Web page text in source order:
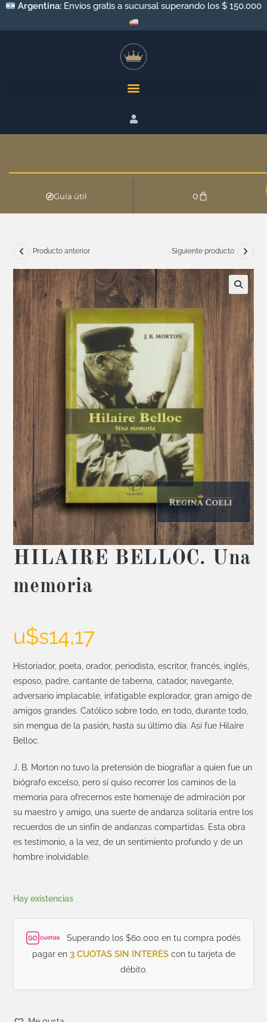
Argentina: Envíos gratis a sucursal superando los $ 150.000
Guía útil 0
Producto anterior Siguiente producto
HILAIRE BELLOC. Una
memoria
u$s14,17
Historiador, poeta, orador, periodista, escritor, francés, inglés,
esposo, padre, cantante de taberna, catador, navegante,
adversario implacable, infatigable explorador, gran amigo de
amigos grandes. Católico sobre todo, en todo, durante todo,
sin mengua de la pasión, hasta su último día. Así fue Hilaire
Belloc.
J. B. Morton no tuvo la pretensión de biografiar a quien fue un
biógrafo excelso, pero sí quiso recorrer los caminos de la
memoria para ofrecernos este homenaje de admiración por
su maestro y amigo, una suerte de andanza solitaria entre los
recuerdos de un sinfín de andanzas compartidas. Esta obra
es testimonio, a la vez, de un sentimiento profundo y de un
hombre inolvidable.
Hay existencias
Superando los $60.000 en tu compra podés
pagar en 3 CUOTAS SIN INTERÉScon tu tarjeta de
débito.